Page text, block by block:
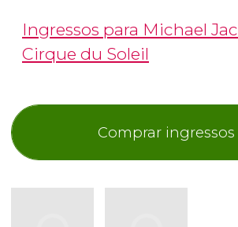
Ingressos para Michael
Cirque du Soleil
Comprar ingressos